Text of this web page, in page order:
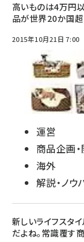
高いものは4万円
品が世界20か国超
2015年10月21日 7:00
運営
商品企画・
海外
解説・ノウ
新しいライフスタ
だよね。常識覆す